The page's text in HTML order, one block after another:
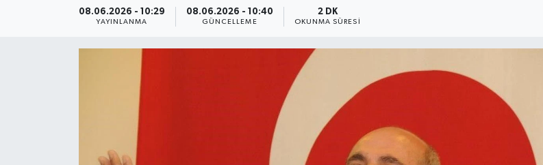
08.06.2026 - 10:29
YAYINLANMA
08.06.2026 - 10:40
GÜNCELLEME
2 DK
OKUNMA SÜRESI
Dış Haberler
English News